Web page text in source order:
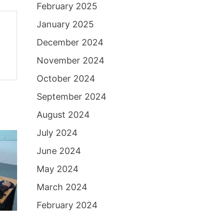
February 2025
January 2025
December 2024
November 2024
October 2024
September 2024
August 2024
July 2024
June 2024
May 2024
March 2024
February 2024